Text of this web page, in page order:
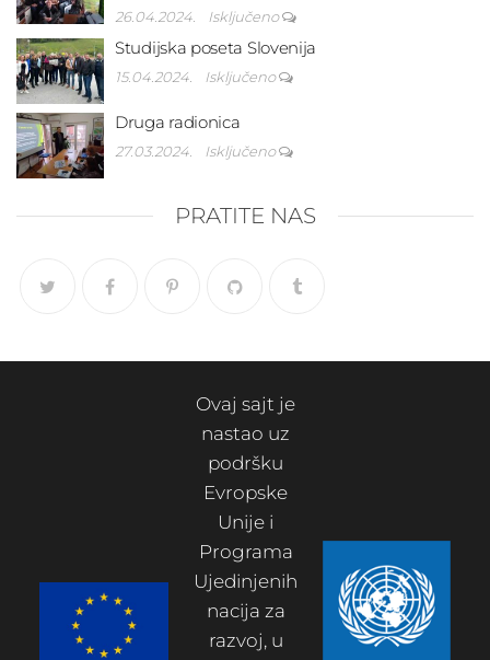
26.04.2024. Isključeno
Studijska poseta Slovenija
15.04.2024. Isključeno
Druga radionica
27.03.2024. Isključeno
PRATITE NAS
Ovaj sajt je
nastao uz
podršku
Evropske
Unije i
Programa
Ujedinjenih
nacija za
razvoj, u